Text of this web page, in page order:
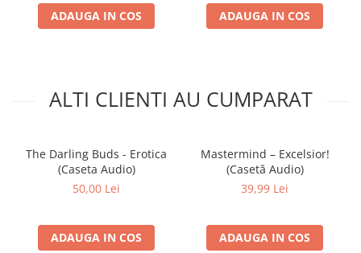
ADAUGA IN COS ADAUGA IN COS
ALTI CLIENTI AU CUMPARAT
The Darling Buds - Erotica
(Caseta Audio)
50,00 Lei
ADAUGA IN COS
Mastermind – Excelsior!
(Casetă Audio)
39,99 Lei
ADAUGA IN COS